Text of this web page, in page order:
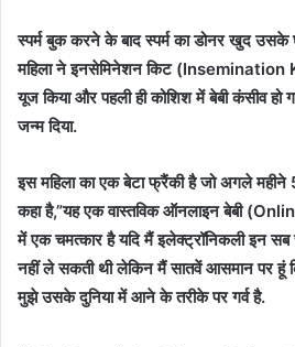
स्पर्म बुक करने के बाद स्पर्म का डोनर खुद
महिला ने इनसेमिनेशन किट (Insemination
यूज किया और पहली ही कोशिश में बेबी कंसीव हो
जन्म दिया.
इस महिला का एक बेटा फ्रैंकी है जो अगले महीने
कहा है,”यह एक वास्तविक ऑनलाइन बेबी
में एक चमत्कार है यदि मैं इलेक्ट्रॉनिकली इन सब
नहीं ले सकती थी लेकिन मैं सातवें आसमान पर हूं
मुझे उसके दुनिया में आने के तरीके पर गर्व है.